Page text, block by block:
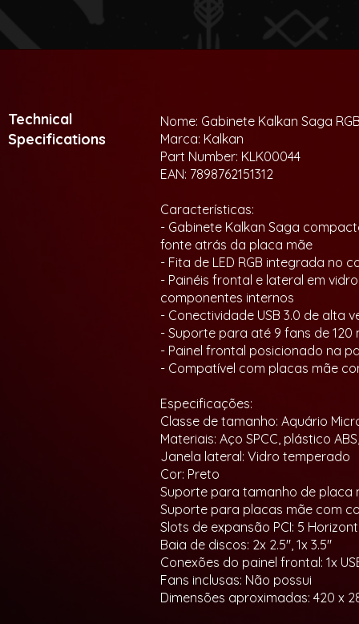
Technical
Specifications
Nome: Gabinete Kalkan Saga
Marca: Kalkan
Part Number: KLK00044
EAN: 7898762151312
Características:
- Gabinete Kalkan Saga
fonte atrás da placa mãe
- Fita de LED RGB integrada no
- Painéis frontal e lateral em
componentes internos
- Conectividade USB 3.0 de alta
- Suporte para até 9 fans de
- Painel frontal posicionado na
- Compatível com placas mãe
Especificações:
Classe de tamanho: Aquário
Materiais: Aço SPCC, plástico
Janela lateral: Vidro temperado
Cor: Preto
Suporte para tamanho de placa
Suporte para placas mãe com
Slots de expansão PCI: 5
Baia de discos: 2x 2.5", 1x 3.5"
Conexões do painel frontal: 1x
Fans inclusas: Não possui
Dimensões aproximadas: 420 x